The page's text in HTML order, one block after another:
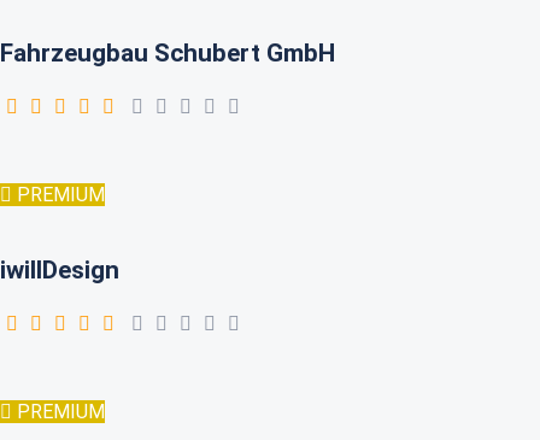
Fahrzeugbau Schubert GmbH
PREMIUM
iwillDesign
PREMIUM